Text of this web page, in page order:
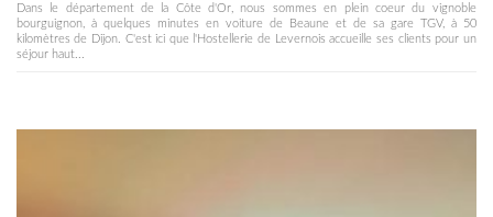
Dans le département de la Côte d'Or, nous sommes en plein coeur du vignoble
bourguignon, à quelques minutes en voiture de Beaune et de sa gare TGV, à 50
kilomètres de Dijon. C'est ici que l'Hostellerie de Levernois accueille ses clients pour un
séjour haut...